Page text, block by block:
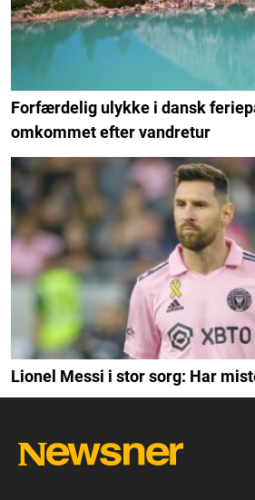
Forfærdelig ulykke i dansk
omkommet efter vandretur
Lionel Messi i stor sorg: Har